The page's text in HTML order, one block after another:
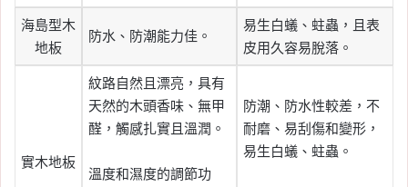
海島型木
地板
防水、防潮能力佳。
易生白蟻、蛀蟲，且表
皮用久容易脫落。
實木地板
紋路自然且漂亮，具有
天然的木頭香味、無甲
醛，觸感扎實且溫潤。
溫度和濕度的調節功
防潮、防水性較差，不
耐磨、易刮傷和變形，
易生白蟻、蛀蟲。